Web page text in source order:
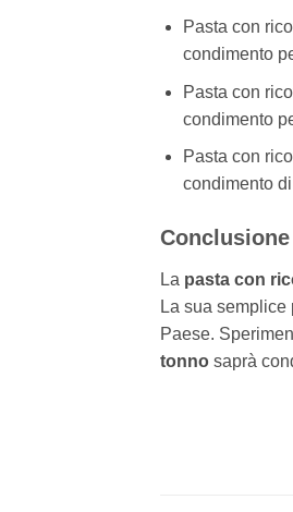
Pasta con
condimento
Pasta con
condimento
Pasta con
condimento
Conclusione
La pasta con
La sua
Paese.
tonno saprà